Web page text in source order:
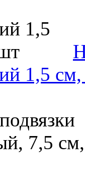
1,5